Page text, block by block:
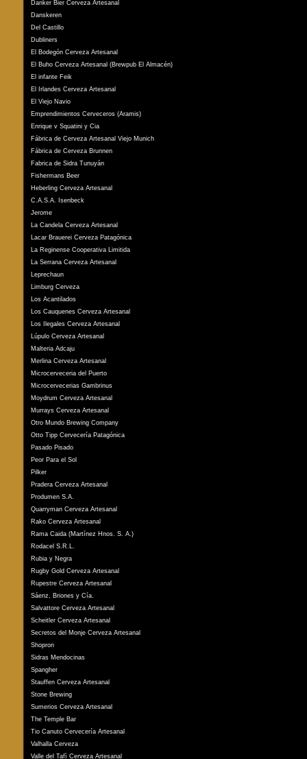
Danker Bier Cerveza Artesanal
Danskeren
Del Castillo
Dubliners
El Bodegón Cerveza Artesanal
El Buho Cerveza Artesanal (Brewpub El Almacén)
El infante Feik
El Irlandes Cerveza Artesanal
El Viejo Navio
Emprendimientos Cerveceros (Aramis)
Enrique v Squatini y Cia
Fábrica de Cerveza Artesanal Viejo Munich
Fábrica de Cerveza Brunnen
Fabrica de Sidra Tunuyán
Fishermans Beer
Heberling Cerveza Artesanal
C.A.S.A. Isenbeck
Jerome
La Candela Cerveza Artesanal
Lacar Brauerei Cerveza Patagónica
La Reginense Cooperativa Limitida
La Serrana Cerveza Artesanal
Leprechaun
Limburg Cerveza
Los Acantilados
Los Cauquenes Cerveza Artesanal
Los Ilegales Cerveza Artesanal
Lúpulo Cerveza Artesanal
Malteria Adcaju
Merlina Cerveza Artesanal
Microcerveceria del Puerto
Microcervecerias Gambrinus
Moydrum Cerveza Artesanal
Murrays Cerveza Artesanal
Otro Mundo Brewing Company
Otto Tipp Cervecería Patagónica
Pasado Pisado
Peor Para el Sol
Pilker
Pradera Cerveza Artesanal
Produmen S.A.
Quarryman Cerveza Artesanal
Rako Cerveza Artesanal
Rama Caida (Martínez Hnos. S. A.)
Rodacel S.R.L.
Rubia y Negra
Rugby Gold Cerveza Artesanal
Rupestre Cerveza Artesanal
Sáenz, Briones y Cía.
Salvattore Cerveza Artesanal
Scheitler Cerveza Artesanal
Secretos del Monje Cerveza Artesanal
Shopron
Sidras Mendocinas
Spangher
Stauffen Cerveza Artesanal
Stone Brewing
Sumerios Cerveza Artesanal
The Temple Bar
Tio Canuto Cervecería Artesanal
Valhalla Cerveza
Valle del Tafì Cerveza Artesanal